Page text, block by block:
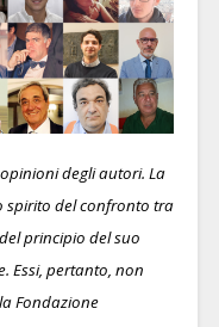
degli autori. La
spirito del confronto tra
principio del suo
Essi, pertanto, non
Fondazione